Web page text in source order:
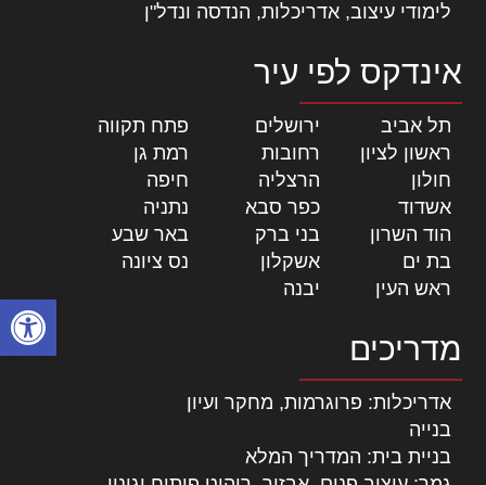
פתח
לימודי עיצוב, אדריכלות, הנדסה ונדל"ן
אינדקס לפי עיר
תל אביב ירושלים פתח תקווה
ראשון לציון
רחובות רמת גן
חולון
הרצליה חיפה
אשדוד
כפר סבא נתניה
הוד השרון
בני ברק באר שבע
בת ים
אשקלון נס ציונה
ראש העין
יבנה
מדריכים
אדריכלות: פרוגרמות, מחקר ועיון
בנייה
בניית בית: המדריך המלא